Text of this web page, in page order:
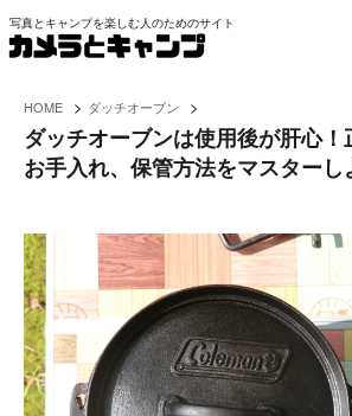
写真とキャンプを楽しむ人のためのサイト
HOME > ダッチオーブン >
ダッチオーブンは使用後が肝心！
お手入れ、保管方法をマスターし